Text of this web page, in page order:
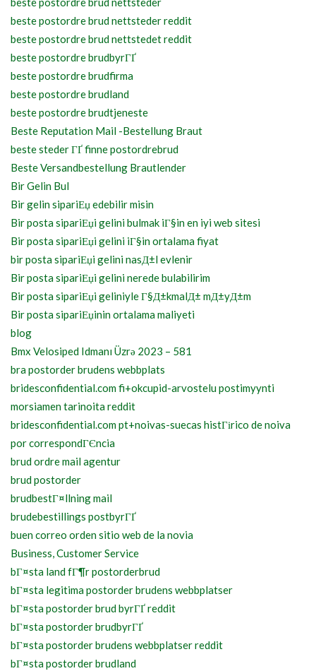
beste postordre brud nettsteder reddit
beste postordre brud nettstedet reddit
beste postordre brudbyrГҐ
beste postordre brudfirma
beste postordre brudland
beste postordre brudtjeneste
Beste Reputation Mail -Bestellung Braut
beste steder ГҐ finne postordrebrud
Beste Versandbestellung Brautlender
Bir Gelin Bul
Bir gelin sipariЕџ edebilir misin
Bir posta sipariЕџi gelini bulmak iГ§in en iyi web sitesi
Bir posta sipariЕџi gelini iГ§in ortalama fiyat
bir posta sipariЕџi gelini nasД±l evlenir
Bir posta sipariЕџi gelini nerede bulabilirim
Bir posta sipariЕџi geliniyle Г§Д±kmalД± mД±yД±m
Bir posta sipariЕџinin ortalama maliyeti
blog
Bmx Velosiped Idmanı Üzrə 2023 – 581
bra postorder brudens webbplats
bridesconfidential.com fi+okcupid-arvostelu postimyynti
morsiamen tarinoita reddit
bridesconfidential.com pt+noivas-suecas histГіrico de noiva
por correspondГЄncia
brud ordre mail agentur
brud postorder
brudbestГ¤llning mail
brudebestillings postbyrГҐ
buen correo orden sitio web de la novia
Business, Customer Service
bГ¤sta land fГ¶r postorderbrud
bГ¤sta legitima postorder brudens webbplatser
bГ¤sta postorder brud byrГҐ reddit
bГ¤sta postorder brudbyrГҐ
bГ¤sta postorder brudens webbplatser reddit
bГ¤sta postorder brudland